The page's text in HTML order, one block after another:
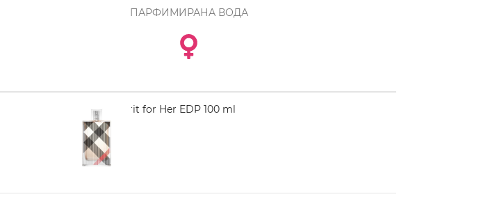
ПАРФИМИРАНА ВОДА
BURBERRY Brit for Her EDP 100 ml
3.550,00